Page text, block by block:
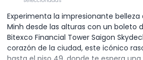
Experimenta la impresionante belleza
Minh desde las alturas con un boleto
Bitexco Financial Tower Saigon
corazón de la ciudad, este icónico